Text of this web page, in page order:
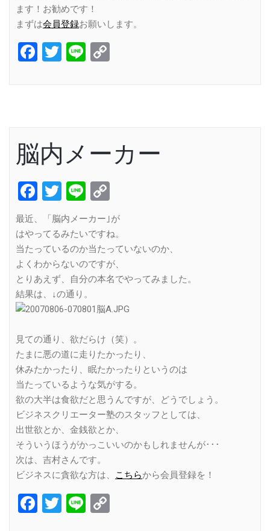
ます！お勧めです！
まずは会員登録お願いします。
Facebook
Twitter
Line
脳内メーカー
Facebook
Twitter
Line
Link
最近、「脳内メーカー｣が
はやってるみたいですね。
当たっているのか当たっていないのか、
よくわからないのですが、
とりあえず、自分の本名でやってみました。
結果は、↓の通り。
見ての通り、欲だらけ（笑）。
たまに悪の道に走りたかったり、
休みたかったり、眠たかったりというのは
当たっているような気がする。
欲の大半は食欲だと思うんですが、どうでしょう。
ビジネスクリエーター塾のスタッフとしては、
出世欲とか、金銭欲とか、
そういうほうがかっこいいのかもしれませんが･･･
次は、吉村さんです。
ビジネスに貪欲な方は、
こちらから会員登録を！
Facebook
Twitter
Line